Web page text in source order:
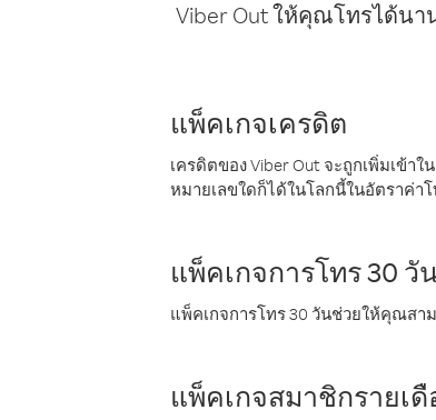
Viber Out ให้คุณโทรได้น
แพ็คเกจเครดิต
เครดิตของ Viber Out จะถูกเพิ่มเข้
หมายเลขใดก็ได้ในโลกนี้ในอัตราค่า
แพ็คเกจการโทร 30 วั
แพ็คเกจการโทร 30 วันช่วยให้คุณสา
แพ็คเกจสมาชิกรายเ